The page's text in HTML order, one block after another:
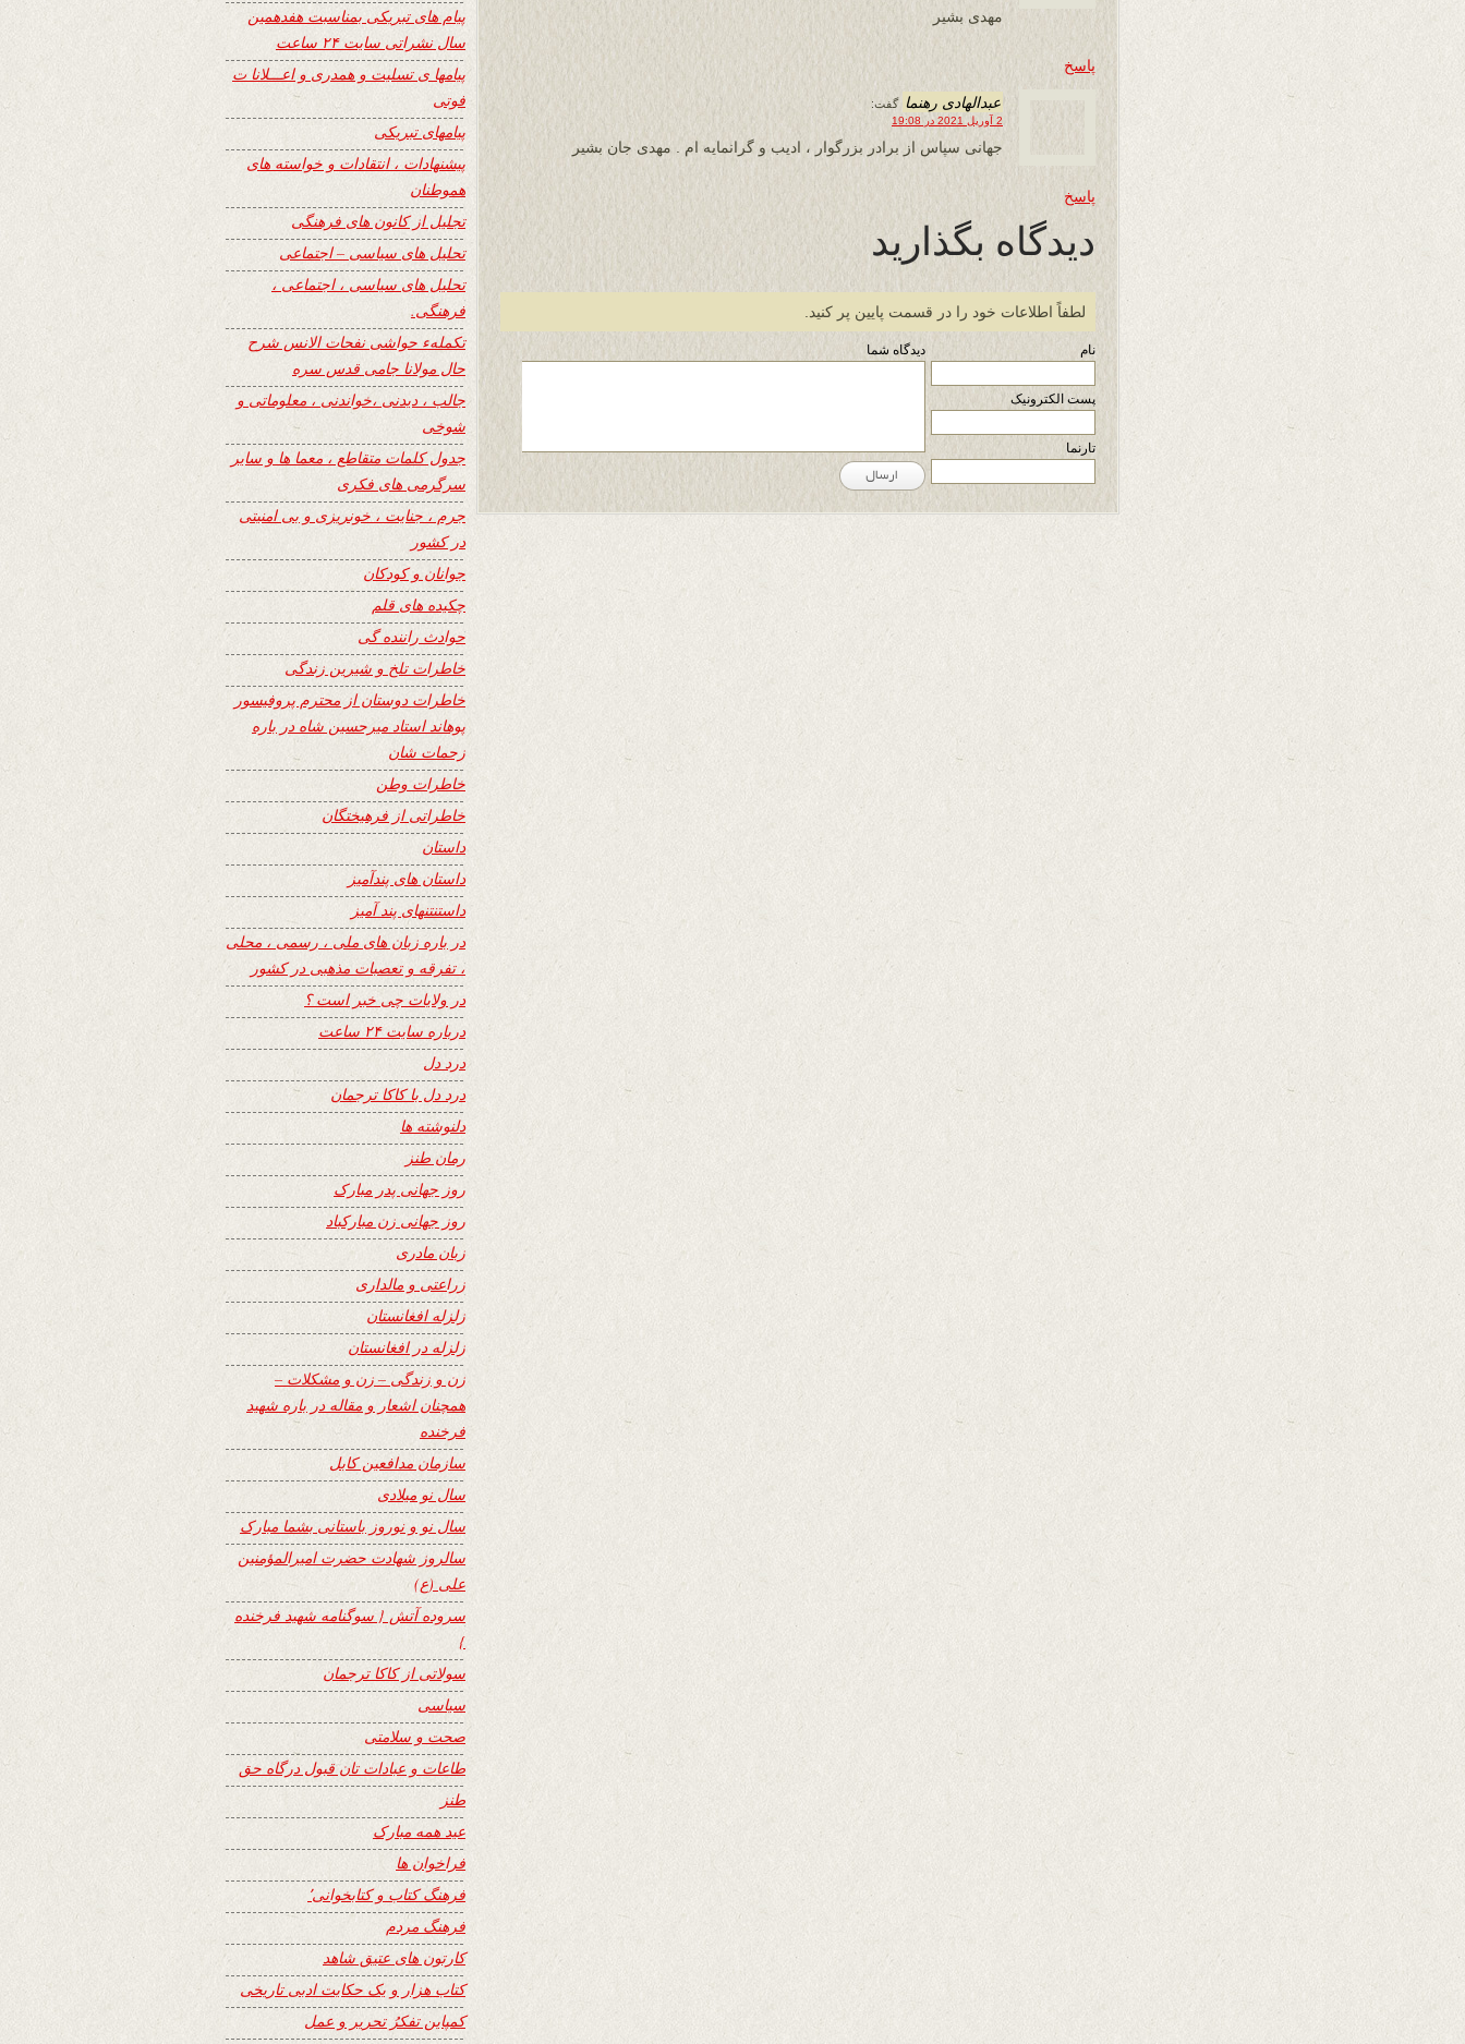
مهدی بشیر
پاسخ
عبدالهادی رهنما گفت:
2 آوریل 2021 در 19:08
جهانی سپاس از برادر بزرگوار ، ادیب و گرانمایه ام . مهدی جان بشیر
پاسخ
دیدگاه بگذارید
لطفاً اطلاعات خود را در قسمت پایین پر کنید.
نام
پست الکترونیک
تارنما
دیدگاه شما
پیام های تبریکی بمناسبت هفدهمین
سال نشراتی سایت ۲۴ ساعت
پیامها ی تسلیت و همدری و اعـــلانا ت
فوتی
پیامهای تبریکی
پیشنهادات ، انتقادات و خواسته های
هموطنان
تجلیل از کانون های فرهنگی
تحلیل های سیاسی – اجتماعی
تحلیل های سیاسی ، اجتماعی ،
فرهنگی.
تکملهء حواشی نفحات الانس شرح
حال مولانا جامی قدس سره
جالب ، دیدنی ،خواندنی ، معلوماتی و
شوخی
جدول کلمات متقاطع ، معما ها و سایر
سرگرمی های فکری
جرم ، جنایت ، خونریزی و بی امنیتی
در کشور
جوانان و کودکان
چکیده های قلم
حوادث راننده گی
خاطرات تلخ و شیرین زندگی
خاطرات دوستان از محترم پروفیسور
پوهاند استاد میرحسین شاه در باره
زحمات شان
خاطرات وطن
خاطراتی از فرهیختگان
داستان
داستان های پندآمیز
داستنتنهای پند آمیز
در باره زبان های ملی ، رسمی ، محلی
، تفرقه و تعصبات مذهبی در کشور
در ولایات چی خبر است ؟
درباره سایت ۲۴ ساعت
درد دل
درد دل با کاکا ترجمان
دلنوشته ها
رمان طنز
روز جهانی پدر مبارک
روز جهانی زن مبارکباد
زبان مادری
زراعتی و مالداری
زلزله افغانستان
زلزله در افغانستان
زن و زندگی – زن و مشکلات –
همچنان اشعار و مقاله در باره شهید
فرخنده
سازمان مدافعین کابل
سال نو میلادی
سال نو و نوروز باستانی بشما مبارک
سالروز شهادت حضرت امیرالمؤمنین
علی (ع)
سروده آتش { سوگنامه شهید فرخنده
}
سولاتی از کاکا ترجمان
سیاسی
صحت و سلامتی
طاعات و عبادات تان قبول درگاه حق
طنز
عید همه مبارک
فراخوان ها
فرهنگ کتاب و کتابخوانی٬
فرهنگ مردم
کارتون های عتیق شاهد
کتاب هزار و یک حکایت ادبی تاریخی
کمپاین تفکرُ تحریر و عمل